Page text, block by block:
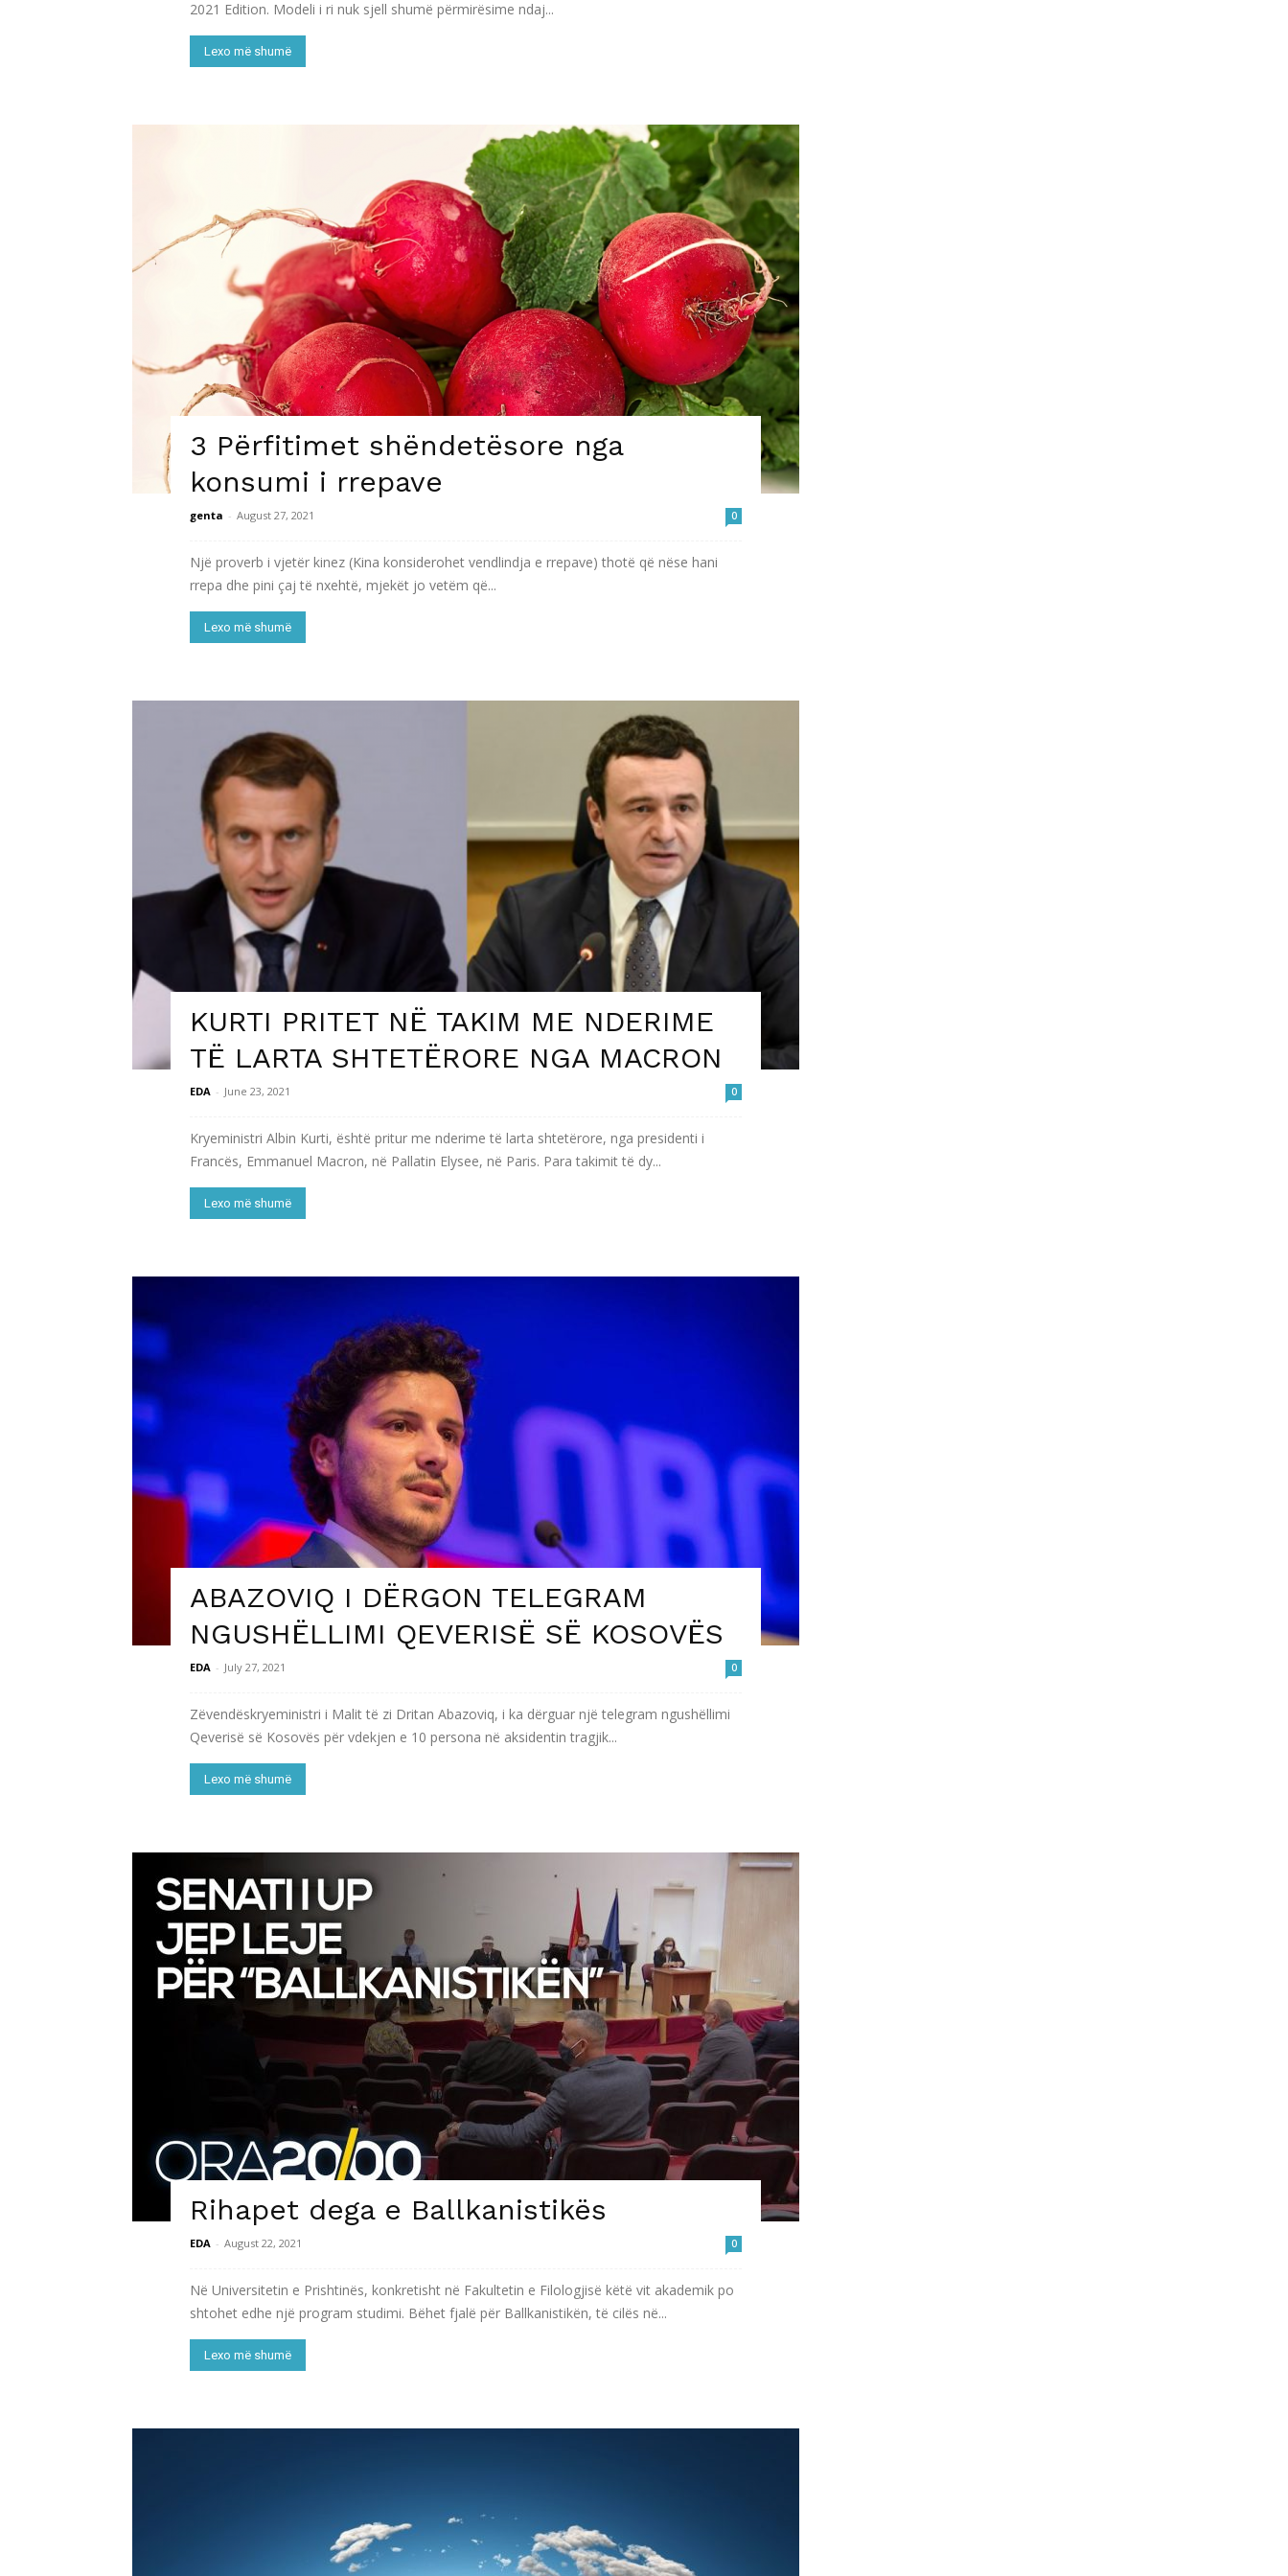
2021 Edition. Modeli i ri nuk sjell shumë përmirësime ndaj...
Lexo më shumë
3 Përfitimet shëndetësore nga
konsumi i rrepave
genta - August 27, 2021 0
Një proverb i vjetër kinez (Kina konsiderohet vendlindja e rrepave) thotë që nëse hani
rrepa dhe pini çaj të nxehtë, mjekët jo vetëm që...
Lexo më shumë
KURTI PRITET NË TAKIM ME NDERIME
TË LARTA SHTETËRORE NGA MACRON
EDA - June 23, 2021 0
Kryeministri Albin Kurti, është pritur me nderime të larta shtetërore, nga presidenti i
Francës, Emmanuel Macron, në Pallatin Elysee, në Paris. Para takimit të dy...
Lexo më shumë
ABAZOVIQ I DËRGON TELEGRAM
NGUSHËLLIMI QEVERISË SË KOSOVËS
EDA - July 27, 2021 0
Zëvendëskryeministri i Malit të zi Dritan Abazoviq, i ka dërguar një telegram ngushëllimi
Qeverisë së Kosovës për vdekjen e 10 persona në aksidentin tragjik...
Lexo më shumë
Rihapet dega e Ballkanistikës
EDA - August 22, 2021 0
Në Universitetin e Prishtinës, konkretisht në Fakultetin e Filologjisë këtë vit akademik po
shtohet edhe një program studimi. Bëhet fjalë për Ballkanistikën, të cilës në...
Lexo më shumë